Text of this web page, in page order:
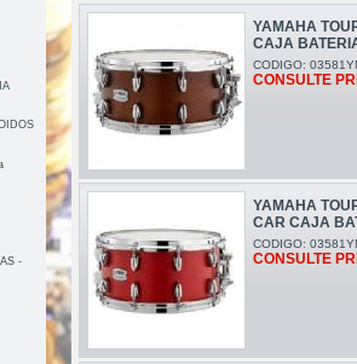
-
YAMAHA
CAJA
CODIGO:
CONSULTE
YAMAHA
CAR CAJA
CODIGO:
CONSULTE